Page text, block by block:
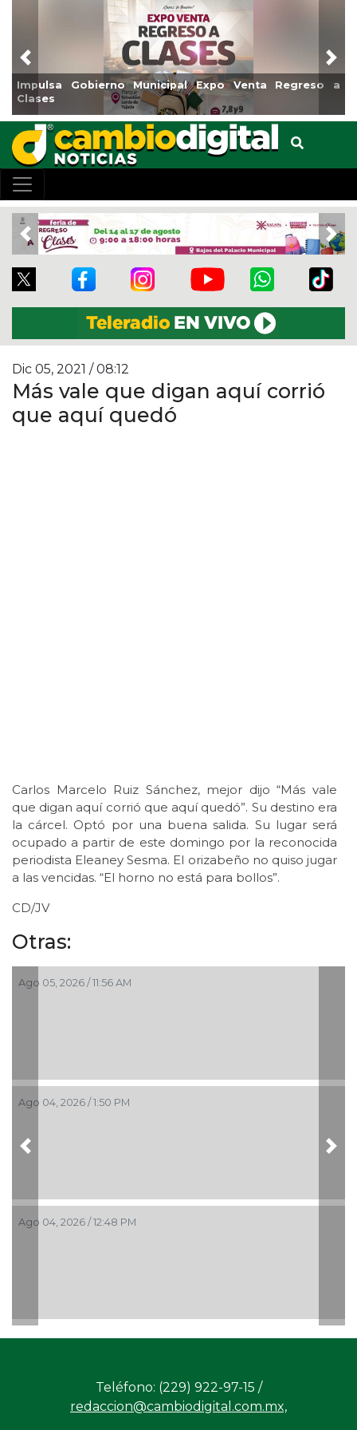
Impulsa Gobierno Municipal Expo Venta Regreso a
Clases
Previous
Previous
Dic 05, 2021 / 08:12
Más vale que digan aquí corrió
que aquí quedó
Carlos Marcelo Ruiz Sánchez, mejor dijo “Más vale
que digan aquí corrió que aquí quedó”. Su destino era
la cárcel. Optó por una buena salida. Su lugar será
ocupado a partir de este domingo por la reconocida
periodista Eleaney Sesma. El orizabeño no quiso jugar
a las vencidas. “El horno no está para bollos”.
CD/JV
Otras:
Ago 05, 2026 / 11:56 AM
Ago 04, 2026 / 1:50 PM
Ago 04, 2026 / 12:48 PM
Previous
Teléfono: (229) 922-97-15 /
redaccion@cambiodigital.com.mx,